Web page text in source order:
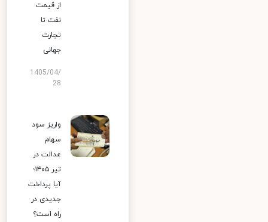
از قیمت
نفت تا
تجارت
جهانی
1405/04/
28
واریز سود
سهام
عدالت در
تیر ۱۴۰۵؛
آیا پرداخت
جدیدی در
راه است؟